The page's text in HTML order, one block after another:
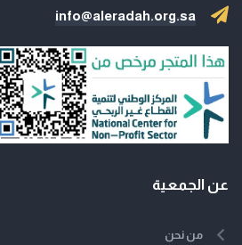
info@aleradah.org.sa
عن الجمعية
من نحن